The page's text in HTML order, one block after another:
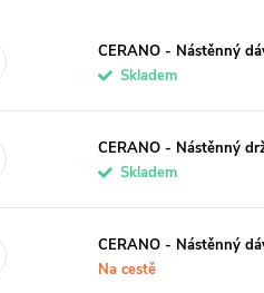
CERANO - Nástěnný
Skladem
CERANO - Nástěnný
Skladem
CERANO - Nástěnný
Na cestě